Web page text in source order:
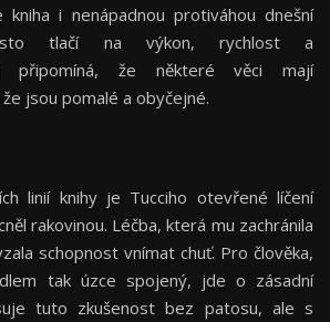
i nenápadnou protiváhou dnešní
tlačí na výkon, rychlost a
připomíná, že některé věci mají
jsou pomalé a obyčejné.
linií knihy je Tucciho otevřené líčení
rakovinou. Léčba, která mu zachránila
schopnost vnímat chuť. Pro člověka,
tak úzce spojený, jde o zásadní
tuto zkušenost bez patosu, ale s